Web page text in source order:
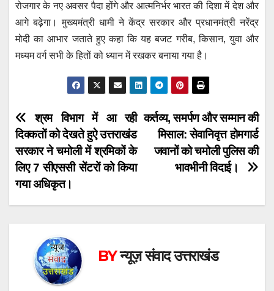
रोजगार के नए अवसर पैदा होंगे और आत्मनिर्भर भारत की दिशा में देश और
आगे बढ़ेगा। मुख्यमंत्री धामी ने केंद्र सरकार और प्रधानमंत्री नरेंद्र
मोदी का आभार जताते हुए कहा कि यह बजट गरीब, किसान, युवा और
मध्यम वर्ग सभी के हितों को ध्यान में रखकर बनाया गया है।
Post
navigation
कर्तव्य, समर्पण और सम्मान की
मिसाल: सेवानिवृत्त होमगार्ड
जवानों को चमोली पुलिस की
भावभीनी विदाई।
श्रम विभाग में आ रही
दिक्कतों को देखते हुऐ उत्तराखंड
सरकार ने चमोली में श्रमिकों के
लिए 7 सीएससी सेंटरों को किया
गया अधिकृत।
BYन्यूज़ संवाद उत्तराखंड